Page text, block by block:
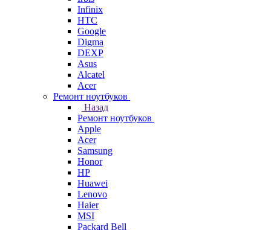
Infinix
HTC
Google
Digma
DEXP
Asus
Alcatel
Acer
Ремонт ноутбуков
Назад
Ремонт ноутбуков
Apple
Acer
Samsung
Honor
HP
Huawei
Lenovo
Haier
MSI
Packard Bell